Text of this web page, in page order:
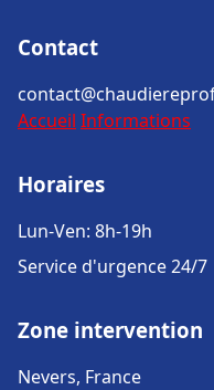
Contact
Accueil Informations
Horaires
Lun-Ven: 8h-19h
Service d'urgence 24/7
Zone intervention
Nevers, France